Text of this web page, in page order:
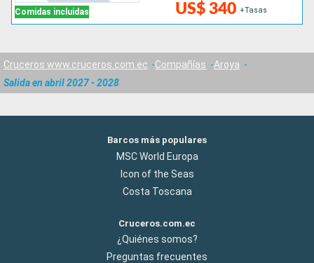
Comidas incluidas US$ 340 +Tasas
Cruceros www.cruceros.com.ec Compañías
Aroya
Salida en abril 2027 - 2028
Barcos más populares
MSC World Europa
Icon of the Seas
Costa Toscana
Cruceros.com.ec
¿Quiénes somos?
Preguntas frecuentes